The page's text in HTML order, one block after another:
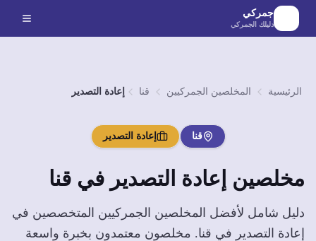
الانتقال إلى المحتوى الرئيسي
جمركي
دليلك الجمركي
الرئيسية المخلصين الجمركيين قنا إعادة التصدير
قنا إعادة التصدير
مخلصين إعادة التصدير في قنا
دليل شامل لأفضل المخلصين الجمركيين المتخصصين في
إعادة التصدير في قنا. مخلصون معتمدون بخبرة واسعة